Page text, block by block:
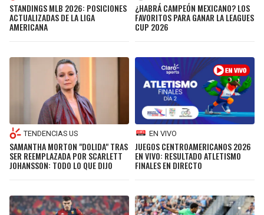
STANDINGS MLB 2026: POSICIONES
ACTUALIZADAS DE LA LIGA
AMERICANA
¿HABRÁ CAMPEÓN MEXICANO? LOS
FAVORITOS PARA GANAR LA LEAGUES
CUP 2026
TENDENCIAS US
SAMANTHA MORTON "DOLIDA" TRAS
SER REEMPLAZADA POR SCARLETT
JOHANSSON: TODO LO QUE DIJO
EN VIVO
JUEGOS CENTROAMERICANOS 2026
EN VIVO: RESULTADO ATLETISMO
FINALES EN DIRECTO